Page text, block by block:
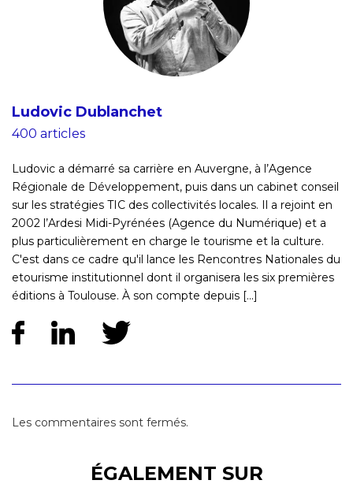
Ludovic Dublanchet
400 articles
Ludovic a démarré sa carrière en Auvergne, à l’Agence
Régionale de Développement, puis dans un cabinet conseil
sur les stratégies TIC des collectivités locales. Il a rejoint en
2002 l’Ardesi Midi-Pyrénées (Agence du Numérique) et a
plus particulièrement en charge le tourisme et la culture.
C'est dans ce cadre qu'il lance les Rencontres Nationales du
etourisme institutionnel dont il organisera les six premières
éditions à Toulouse. À son compte depuis [...]
Les commentaires sont fermés.
ÉGALEMENT SUR